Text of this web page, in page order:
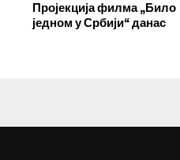
Пројекција филма „Било
једном у Србији“ данас